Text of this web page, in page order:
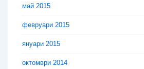
май 2015
февруари 2015
януари 2015
октомври 2014